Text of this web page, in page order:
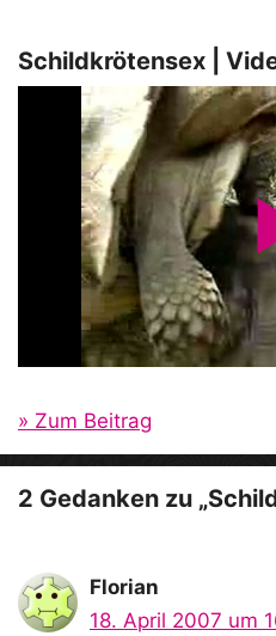
Schildkrötensex |
» Zum Beitrag
2 Gedanken zu
Florian
18. April 2007 um